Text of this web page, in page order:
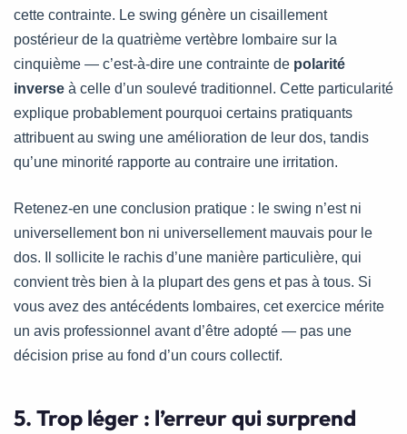
cette contrainte. Le swing génère un cisaillement
postérieur de la quatrième vertèbre lombaire sur la
cinquième — c’est-à-dire une contrainte de polarité
inverse à celle d’un soulevé traditionnel. Cette particularité
explique probablement pourquoi certains pratiquants
attribuent au swing une amélioration de leur dos, tandis
qu’une minorité rapporte au contraire une irritation.
Retenez-en une conclusion pratique : le swing n’est ni
universellement bon ni universellement mauvais pour le
dos. Il sollicite le rachis d’une manière particulière, qui
convient très bien à la plupart des gens et pas à tous. Si
vous avez des antécédents lombaires, cet exercice mérite
un avis professionnel avant d’être adopté — pas une
décision prise au fond d’un cours collectif.
5. Trop léger : l’erreur qui surprend